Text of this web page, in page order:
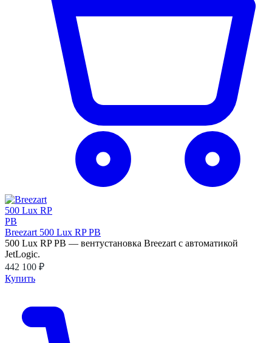
Breezart 500 Lux RP PB
500 Lux RP PB — вентустановка Breezart с автоматикой
JetLogic.
442 100 ₽
Купить